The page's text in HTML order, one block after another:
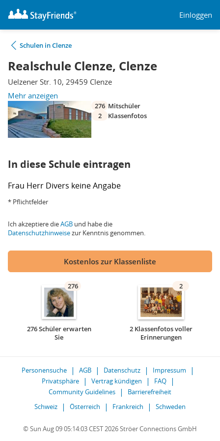
Einloggen
Schulen in Clenze
Realschule Clenze, Clenze
Uelzener Str. 10, 29459 Clenze
Mehr anzeigen
276 Mitschüler
2
Klassenfotos
In diese Schule eintragen
Frau Herr Divers keine Angabe
* Pflichtfelder
Ich akzeptiere dieAGB und habe die
Datenschutzhinweisezur Kenntnis genommen.
Kostenlos zur Klassenliste
276
276 Schüler erwarten
Sie
2
2 Klassenfotos voller
Erinnerungen
Personensuche AGB Datenschutz
Impressum
Privatsphäre
Vertrag kündigen
FAQ
Community Guidelines
Barrierefreiheit
Schweiz
Österreich Frankreich Schweden
© Sun Aug 09 05:14:03 CEST 2026 Ströer Connections GmbH